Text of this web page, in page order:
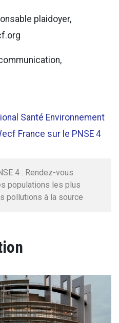
plaidoyer,
Santé Environnement
France sur le PNSE 4
4 : Rendez-vous
populations les plus
pollutions à la source